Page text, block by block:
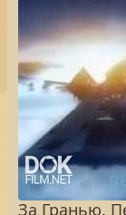
За Гранью.